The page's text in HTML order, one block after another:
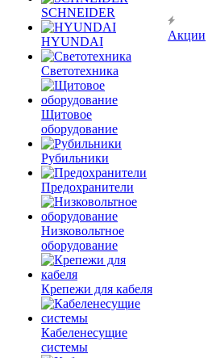
SCHNEIDER
HYUNDAI
Светотехника
Щитовое
оборудование
Рубильники
Предохранители
Низковольтное
оборудование
Крепежи для кабеля
Кабеленесущие
системы
Акции